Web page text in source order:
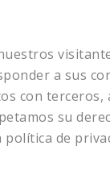
a sus
con
su
de